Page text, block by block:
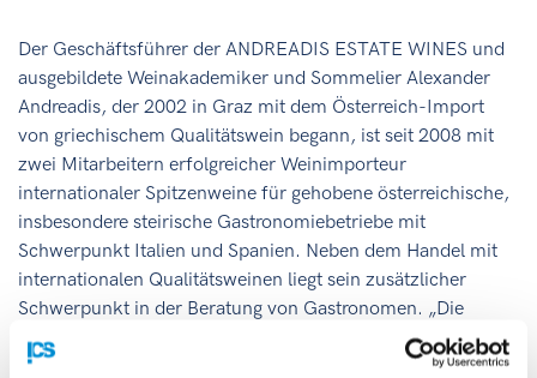
Der Geschäftsführer der ANDREADIS ESTATE WINES und
ausgebildete Weinakademiker und Sommelier Alexander
Andreadis, der 2002 in Graz mit dem Österreich-Import
von griechischem Qualitätswein begann, ist seit 2008 mit
zwei Mitarbeitern erfolgreicher Weinimporteur
internationaler Spitzenweine für gehobene österreichische,
insbesondere steirische Gastronomiebetriebe mit
Schwerpunkt Italien und Spanien. Neben dem Handel mit
internationalen Qualitätsweinen liegt sein zusätzlicher
Schwerpunkt in der Beratung von Gastronomen. „Die
Schnelligkeit der Szenerie und generell der Mitbewerb“ sind
die täglichen Herausforderungen des Unternehmers, die er